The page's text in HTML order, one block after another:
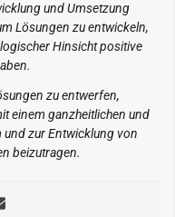
und Umsetzung
Lösungen zu entwickeln,
Hinsicht positive
zu entwerfen,
einem ganzheitlichen und
und zur Entwicklung von
beizutragen.